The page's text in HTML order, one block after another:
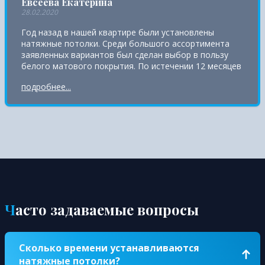
28.02.2020
Год назад в нашей квартире были установлены
натяжные потолки. Среди большого ассортимента
заявленных вариантов был сделан выбор в пользу
белого матового покрытия. По истечении 12 месяцев
нового. Пыль с поверхности пленки ПВХ удаляется
подробнее...
Часто задаваемые вопросы
Сколько времени устанавливаются
натяжные потолки?